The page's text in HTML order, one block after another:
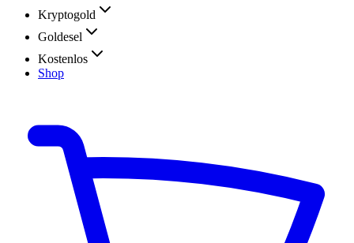
Kryptogold
Goldesel
Kostenlos
Shop